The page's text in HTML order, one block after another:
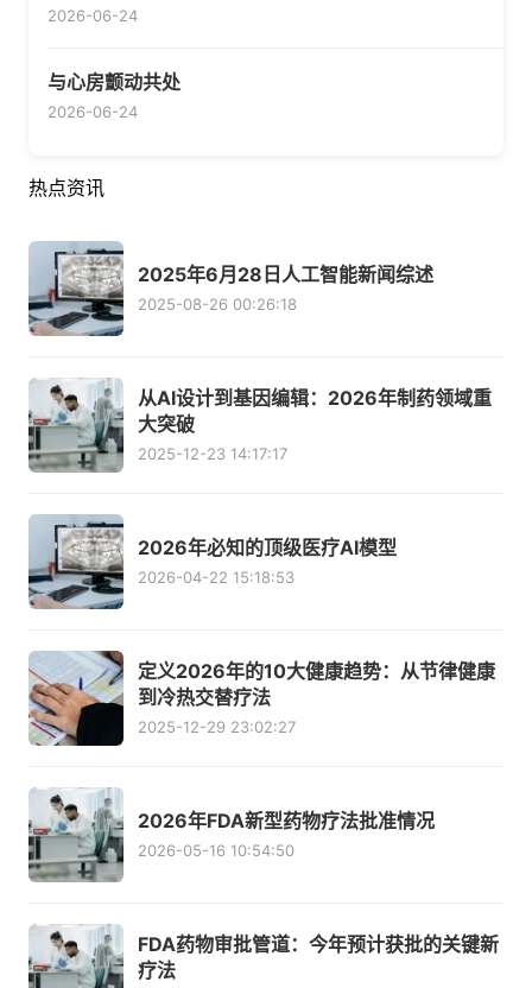
2026-06-24
与心房颤动共处
2026-06-24
热点资讯
2025年6月28日人工智能新闻综述
2025-08-26 00:26:18
从AI设计到基因编辑：2026年制药领域重
大突破
2025-12-23 14:17:17
2026年必知的顶级医疗AI模型
2026-04-22 15:18:53
定义2026年的10大健康趋势：从节律健康
到冷热交替疗法
2025-12-29 23:02:27
2026年FDA新型药物疗法批准情况
2026-05-16 10:54:50
FDA药物审批管道：今年预计获批的关键新
疗法